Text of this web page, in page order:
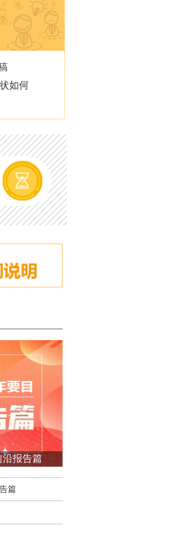
如何
沿报告篇
篇